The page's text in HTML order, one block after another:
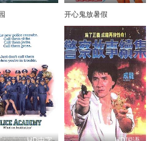
开心鬼放暑假